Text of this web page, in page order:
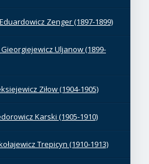
Zenger (1897-1899)
Uljanow (1899-
Ziłow (1904-1905)
Karski (1905-1910)
Trepicyn (1910-1913)